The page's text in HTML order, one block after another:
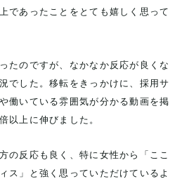
であったことをとても嬉しく思って
たのですが、なかなか反応が良くな
でした。移転をきっかけに、採用サ
働いている雰囲気が分かる動画を掲
以上に伸びました。
の反応も良く、特に女性から「ここ
ス」と強く思っていただけているよ